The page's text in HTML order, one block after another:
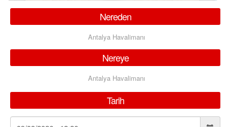
Nereden
Antalya Havalimanı
Nereye
Antalya Havalimanı
Tarih